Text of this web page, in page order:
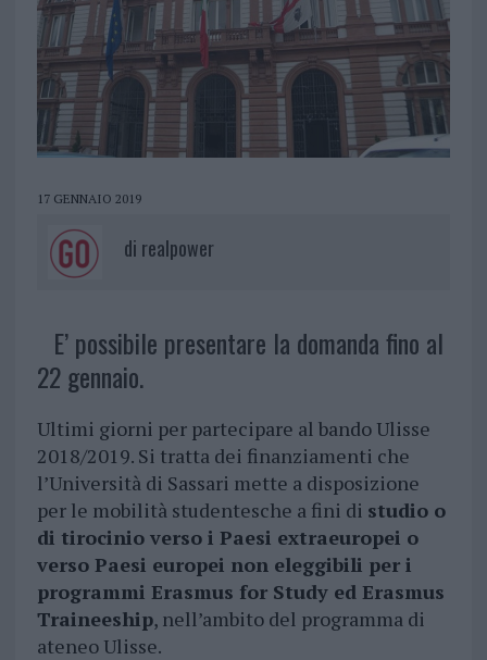
17 GENNAIO 2019
di realpower
E’ possibile presentare la domanda fino al
22 gennaio.
Ultimi giorni per partecipare al bando Ulisse
2018/2019. Si tratta dei finanziamenti che
l’Università di Sassari mette a disposizione
per le mobilità studentesche a fini di studio o
di tirocinio verso i Paesi extraeuropei o
verso Paesi europei non eleggibili per i
programmi Erasmus for Study ed Erasmus
Traineeship, nell’ambito del programma di
ateneo Ulisse.